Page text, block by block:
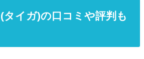
タイガ)の口コミや評判も